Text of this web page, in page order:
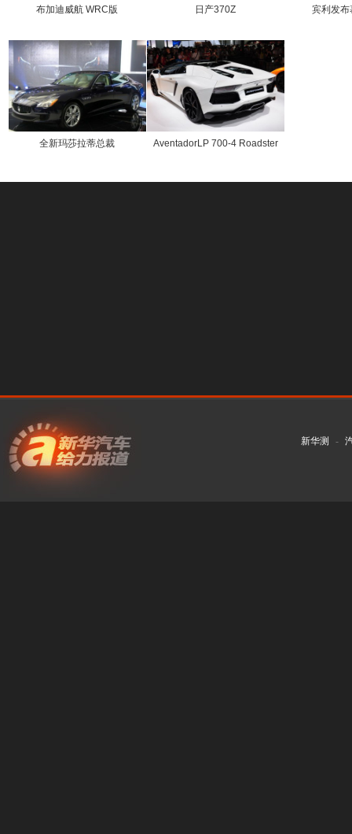
布加迪威航 WRC版 日产370Z 宾利发布
全新玛莎拉蒂总裁 AventadorLP 700-4 Roadster